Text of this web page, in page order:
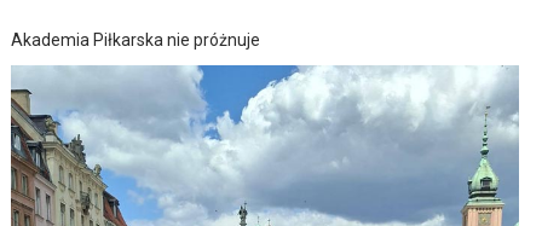
Akademia Piłkarska nie próżnuje